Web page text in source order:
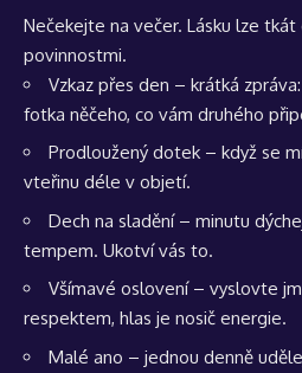
Nečekejte na večer. Lásku lze
povinnostmi.
Vzkaz přes den – krátká
fotka něčeho, co vám druhého
Prodloužený dotek – když se
vteřinu déle v objetí.
Dech na sladění – minutu
tempem. Ukotví vás to.
Všímavé oslovení – vyslovte
respektem, hlas je nosič energie.
Malé ano – jednou denně